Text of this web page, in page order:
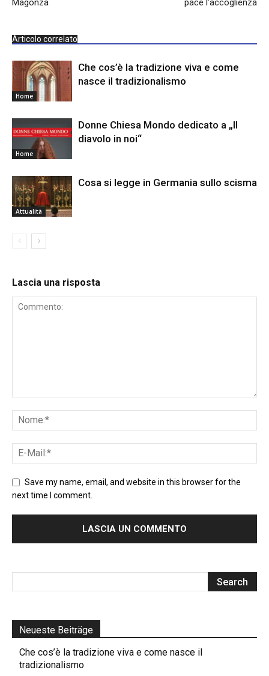
Articolo correlato
Home
Che cos’è la tradizione viva e come
nasce il tradizionalismo
Home
Donne Chiesa Mondo dedicato a „Il
diavolo in noi“
Attualità
Cosa si legge in Germania sullo scisma
Lascia una risposta
Save my name, email, and website in this browser for the
next time I comment.
Neueste Beiträge
Che cos’è la tradizione viva e come nasce il
tradizionalismo